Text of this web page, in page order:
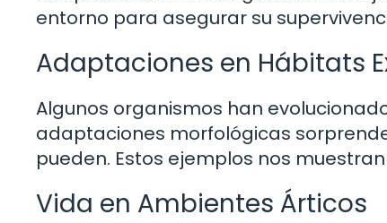
entorno para asegurar su
Adaptaciones en Hábitats
Algunos organismos han
adaptaciones morfológicas
pueden. Estos ejemplos nos
Vida en Ambientes Árticos